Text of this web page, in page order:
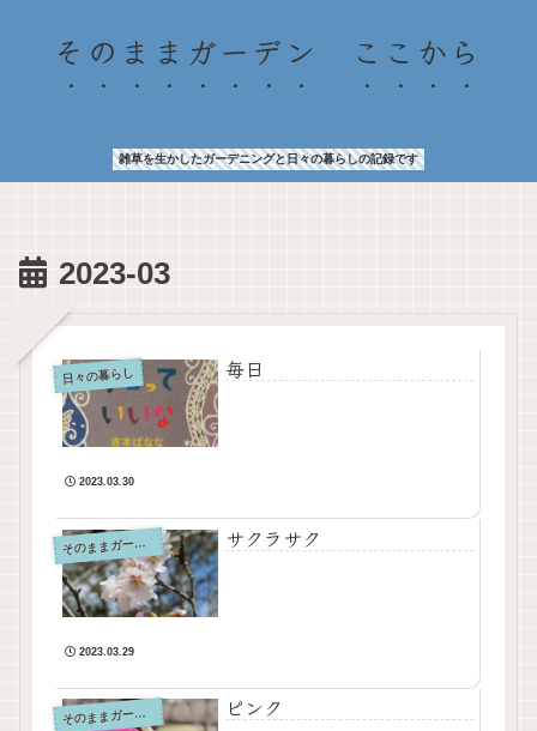
そのままガーデン ここから
雑草を生かしたガーデニングと日々の暮らしの記録です
2023-03
日々の暮らし 毎日
2023.03.30
そ
のままガーデン サクラサク
2023.03.29
そ
のままガーデン ピンク